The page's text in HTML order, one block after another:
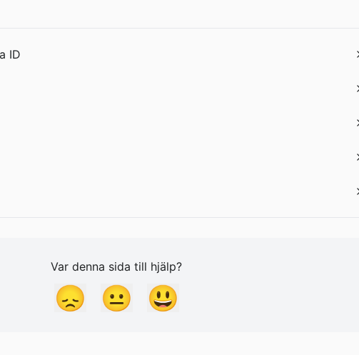
ID
Var denna sida till hjälp?
😞 😐 😃